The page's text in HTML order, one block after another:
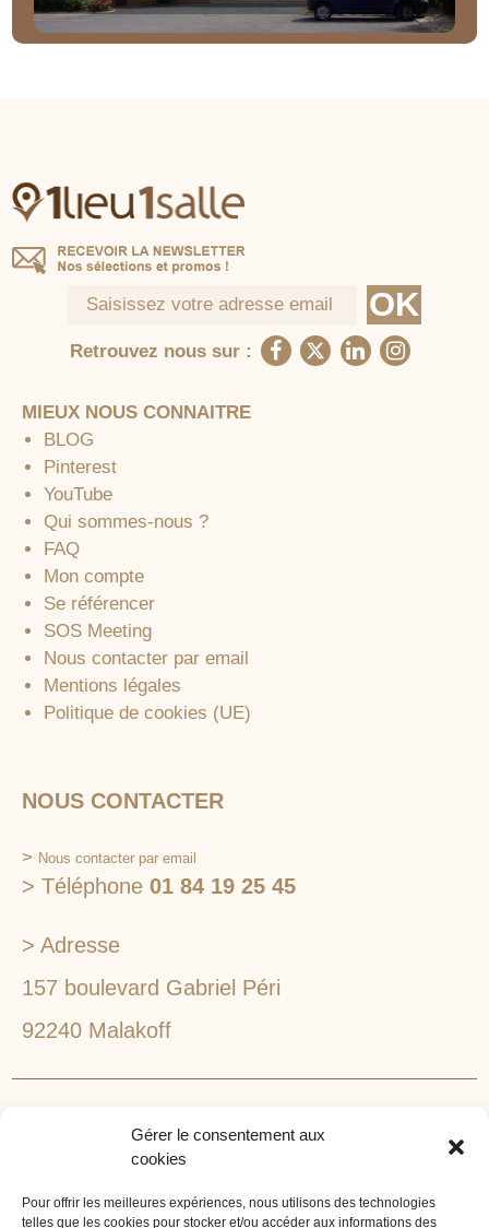
Gérer le consentement aux
cookies
Pour offrir les meilleures expériences, nous utilisons des technologies
telles que les cookies pour stocker et/ou accéder aux informations des
Retrouvez nous sur :
MIEUX NOUS CONNAITRE
BLOG
Pinterest
YouTube
Qui sommes-nous ?
FAQ
Mon compte
Se référencer
SOS Meeting
Nous contacter par email
Mentions légales
Politique de cookies (UE)
NOUS CONTACTER
> Nous contacter par email
> Téléphone 01 84 19 25 45
> Adresse
157 boulevard Gabriel Péri
92240 Malakoff
1lieu1salle est spécialisé dans la recherche de lieux
événements d'entreprise. 1lieu1salle recherche